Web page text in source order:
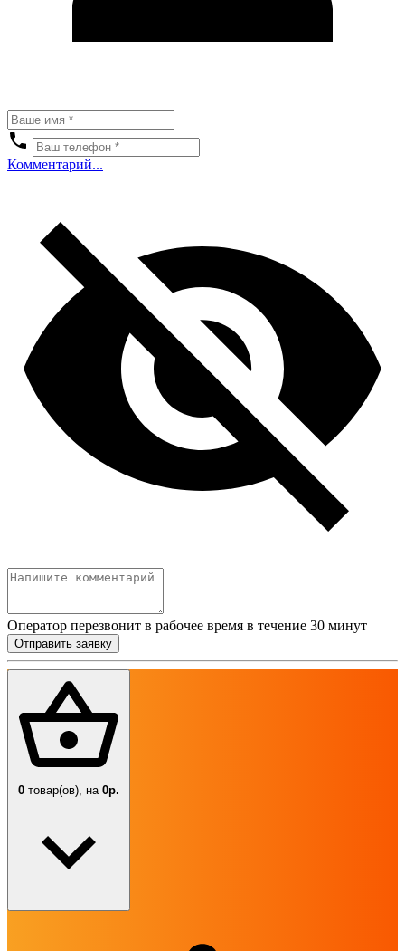
Комментарий...
Оператор перезвонит в рабочее время в течение 30 минут
Отправить заявку
0 товар(ов), на 0р.